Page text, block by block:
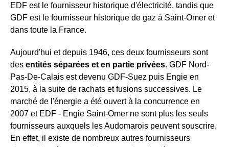
EDF est le fournisseur historique d'électricité, tandis que
GDF est le fournisseur historique de gaz à Saint-Omer et
dans toute la France.
Aujourd'hui et depuis 1946, ces deux fournisseurs sont
des entités séparées et en partie privées. GDF Nord-
Pas-De-Calais est devenu GDF-Suez puis Engie en
2015, à la suite de rachats et fusions successives. Le
marché de l'énergie a été ouvert à la concurrence en
2007 et EDF - Engie Saint-Omer ne sont plus les seuls
fournisseurs auxquels les Audomarois peuvent souscrire.
En effet, il existe de nombreux autres fournisseurs